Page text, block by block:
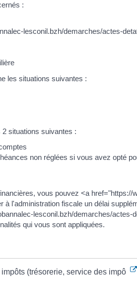
:
lesconil.bzh/demarches/actes-
les situations suivantes :
situations suivantes :
non réglées si vous avez opté
vous pouvez <a
à l'administration fiscale un délai
lesconil.bzh/demarches/
qui vous sont appliquées.
(trésorerie, service des impôts...)